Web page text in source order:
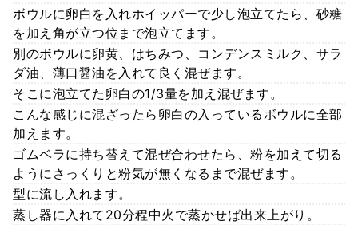
ボウルに卵白を入れホイッパーで少し泡立てたら、砂糖
を加え角が立つ位まで泡立てます。
別のボウルに卵黄、はちみつ、コンデンスミルク、サラ
ダ油、薄口醤油を入れて良く混ぜます。
そこに泡立てた卵白の1/3量を加え混ぜます。
こんな感じに混ざったら卵白の入っているボウルに全部
加えます。
ゴムベラに持ち替えて混ぜ合わせたら、粉を加えて切る
ようにさっくりと粉気が無くなるまで混ぜます。
型に流し入れます。
蒸し器に入れて20分程中火で蒸かせば出来上がり。